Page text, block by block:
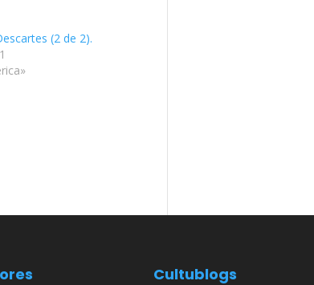
(2 de 2).
Cultublogs